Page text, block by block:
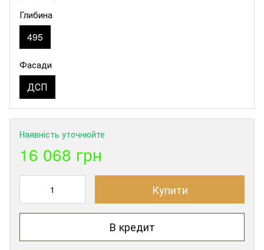
Глибина
495
Фасади
ДСП
Наявність уточнюйте
16 068 грн
Купити
В кредит